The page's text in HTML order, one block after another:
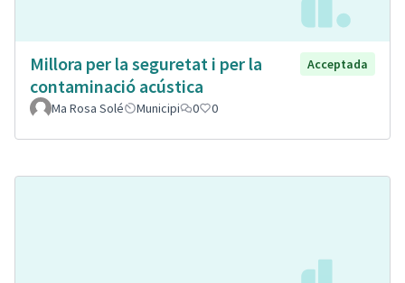
Millora per la seguretat i per la
contaminació acústica
Acceptada
Ma Rosa Solé Municipi 0 0